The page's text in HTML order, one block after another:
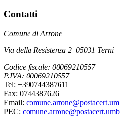
Contatti
Comune di Arrone
Via della Resistenza 2 05031 Terni
Codice fiscale: 00069210557
P.IVA: 00069210557
Tel: +390744387611
Fax: 0744387626
Email:
PEC: